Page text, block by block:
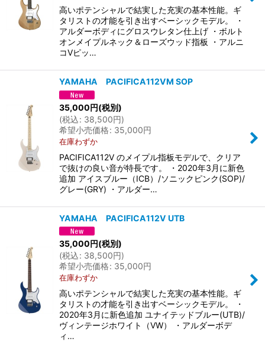
高いポテンシャルで結実した充実の基本性能。ギ
タリストの才能を引き出すベーシックモデル。 ・
アルダーボディにグロスウレタン仕上げ ・ボルト
オンメイプルネック＆ローズウッド指板 ・アルニ
コVピッ…
YAMAHA PACIFICA112VM SOP
35,000円(税別)
(税込: 38,500円)
希望小売価格: 35,000円
在庫わずか
PACIFICA112V のメイプル指板モデルで、クリア
で抜けの良い音が特長です。 ・2020年3月に新色
追加 アイスブルー（ICB）/ソニックピンク(SOP)/
グレー(GRY) ・アルダー…
YAMAHA PACIFICA112V UTB
35,000円(税別)
(税込: 38,500円)
希望小売価格: 35,000円
在庫わずか
高いポテンシャルで結実した充実の基本性能。ギ
タリストの才能を引き出すベーシックモデル。 ・
2020年3月に新色追加 ユナイテッドブルー(UTB)/
ヴィンテージホワイト（VW） ・アルダーボデ
ィ…